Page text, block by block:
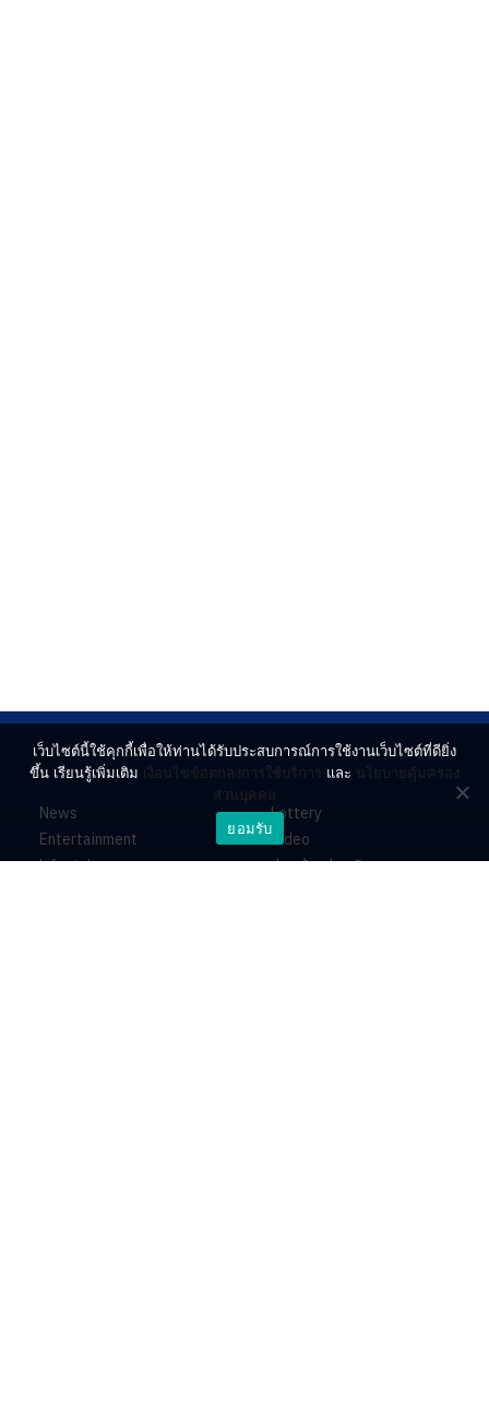
News
Entertainment
Lifestyle
Lottery
Video
ร่วมด้วยช่วยกัน
เว็บไซต์นี้ใช้คุกกี้เพื่อให้ท่านได้รับประสบการณ์การใช้งานเว็บไซต์ที่ดียิ่ง
ขึ้น เรียนรู้เพิ่มเติม เงื่อนไขข้อตกลงการใช้บริการ และ นโยบายคุ้มครอง
ส่วนบุคคล
ยอมรับ